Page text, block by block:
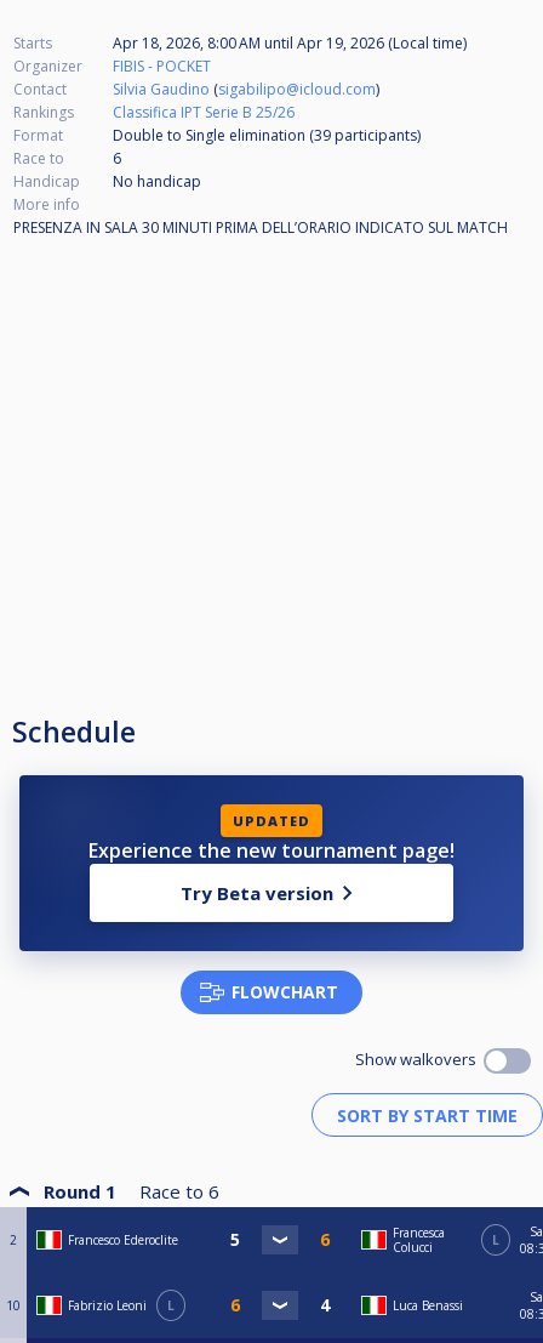
Starts Apr 18, 2026, 8:00 AM until Apr 19, 2026 (Local time)
Organizer
FIBIS - POCKET
Contact
Silvia Gaudino (sigabilipo@icloud.com)
Rankings
Classifica IPT Serie B 25/26
Format
Double to Single elimination (39 participants)
Race to
6
Handicap
No handicap
More info
PRESENZA IN SALA 30 MINUTI PRIMA DELL’ORARIO INDICATO SUL MATCH
Schedule
UPDATED
Experience the new tournament page!
Try Beta version
FLOWCHART
Show walkovers
Round 1 Race to 6
2 Francesco Ederoclite
Francesca
Colucci
L
10 Fabrizio Leoni L Luca Benassi